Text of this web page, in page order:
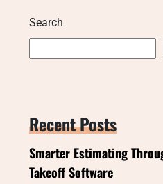
Search
Recent Posts
Smarter Estimating
Takeoff Software